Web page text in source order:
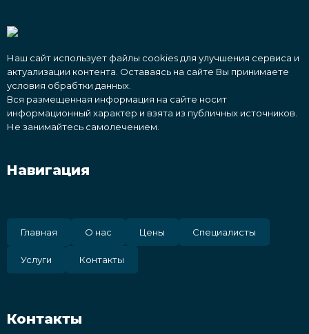
Наш сайт использует файлы cookies для улучшения сервиса и
актуализации контента. Оставаясь на сайте Вы принимаете
условия обрабтки данных.
Вся размещенная информация на сайте носит
информационный характер и взята из публичных источников.
Не занимайтесь самолечением.
Навигация
Главная О нас Цены Специалисты
Услуги Контакты
Контакты